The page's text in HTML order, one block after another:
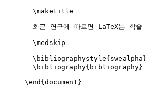
\maketitle
최근 연구에 따르면 LaTeX는 학술
\medskip
\bibliographystyle{swealpha}
\bibliography{bibliography}
\end { document }